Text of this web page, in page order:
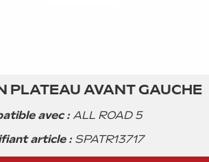
PLATEAU AVANT GAUCHE
avec :ALL ROAD 5
article :SPATR13717
17.99€ TTC